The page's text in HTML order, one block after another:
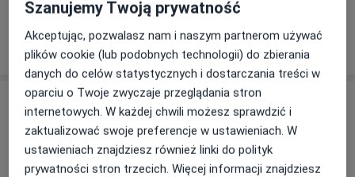
Jako lekarz, moim głównym celem jest poprawa
zdrowia i jakości życia moich pacjentów. Moja praca
jest moją pasją, a troska o każdego pacjenta stanowi
fundament mojej codziennej działalności.
Pokaż więcejo doświadczeniu
Usługi i ceny
Konsultacja internistyczna
Szczegóły
Szanujemy Twoją prywatność
Akceptując, pozwalasz nam i naszym partnerom używać
plików cookie (lub podobnych technologii) do zbierania
danych do celów statystycznych i dostarczania treści w
oparciu o Twoje zwyczaje przeglądania stron
internetowych. W każdej chwili możesz sprawdzić i
zaktualizować swoje preferencje w ustawieniach. W
ustawieniach znajdziesz również linki do polityk
prywatności stron trzecich. Więcej informacji znajdziesz